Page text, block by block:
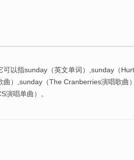
可以指sunday（英文单词）,sunday（
曲）,sunday（The Cranberries演唱歌曲
演唱单曲）。